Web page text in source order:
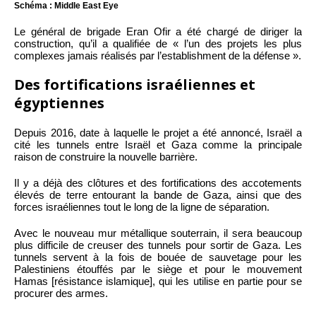
Schéma : Middle East Eye
Le général de brigade Eran Ofir a été chargé de diriger la
construction, qu’il a qualifiée de « l’un des projets les plus
complexes jamais réalisés par l’establishment de la défense ».
Des fortifications israéliennes et
égyptiennes
Depuis 2016, date à laquelle le projet a été annoncé, Israël a
cité les tunnels entre Israël et Gaza comme la principale
raison de construire la nouvelle barrière.
Il y a déjà des clôtures et des fortifications des accotements
élevés de terre entourant la bande de Gaza, ainsi que des
forces israéliennes tout le long de la ligne de séparation.
Avec le nouveau mur métallique souterrain, il sera beaucoup
plus difficile de creuser des tunnels pour sortir de Gaza. Les
tunnels servent à la fois de bouée de sauvetage pour les
Palestiniens étouffés par le siège et pour le mouvement
Hamas [résistance islamique], qui les utilise en partie pour se
procurer des armes.